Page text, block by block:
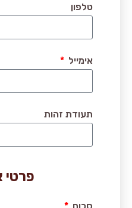
טלפון
אימייל
תעודת זהות
פרטי
סכום